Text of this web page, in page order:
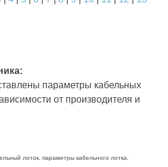
параметры кабельных
от производителя и
лоток, параметры кабельного лотка,